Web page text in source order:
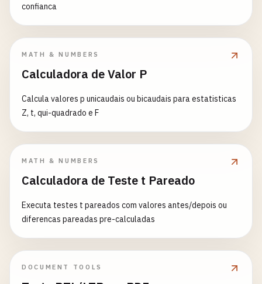
confianca
MATH & NUMBERS
Calculadora de Valor P
Calcula valores p unicaudais ou bicaudais para estatisticas
Z, t, qui-quadrado e F
MATH & NUMBERS
Calculadora de Teste t Pareado
Executa testes t pareados com valores antes/depois ou
diferencas pareadas pre-calculadas
DOCUMENT TOOLS